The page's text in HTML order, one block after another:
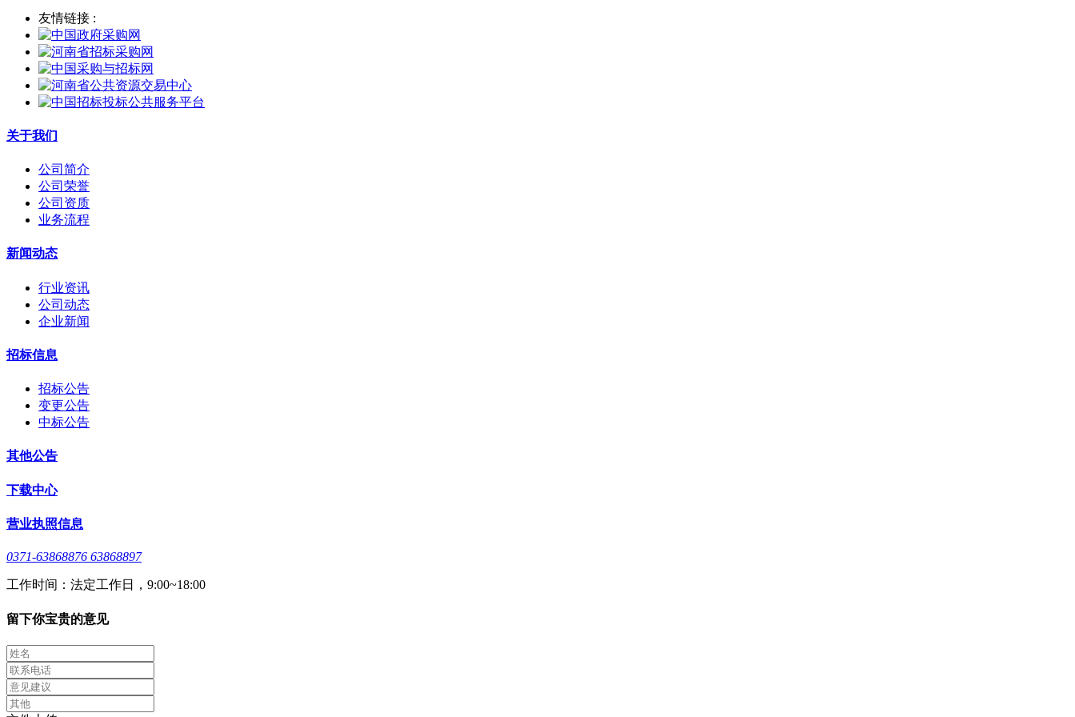
友情链接 :
关于我们
公司简介
公司荣誉
公司资质
业务流程
新闻动态
行业资讯
公司动态
企业新闻
招标信息
招标公告
变更公告
中标公告
其他公告
下载中心
营业执照信息
0371-63868876 63868897
工作时间：法定工作日，9:00~18:00
留下你宝贵的意见